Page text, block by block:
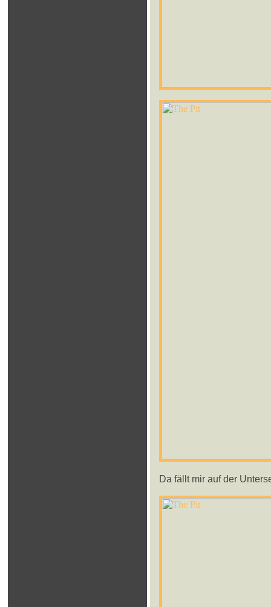
Da fällt mir auf der